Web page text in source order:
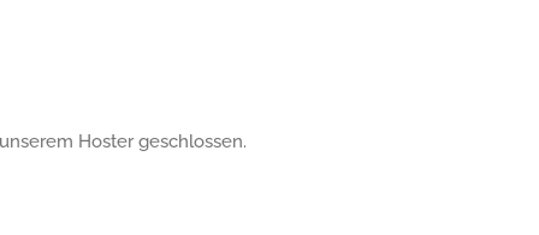
Hoster geschlossen.